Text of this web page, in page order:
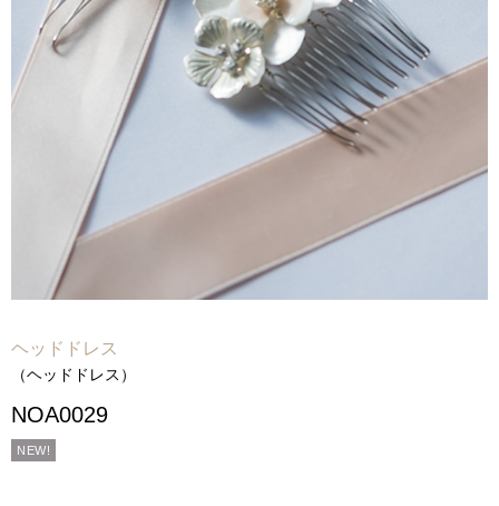
Voice
フォトギャラリー - 先輩カップルレポート
-
ご試着予約
お問い合わせ
ヘッドドレス
（ヘッドドレス）
NOA0029
NEW!